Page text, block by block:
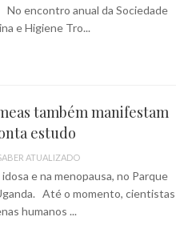
encontro anual da Sociedade
e Higiene Tro...
também manifestam
estudo
ATUALIZADO
e na menopausa, no Parque
Até o momento, cientistas
humanos ...